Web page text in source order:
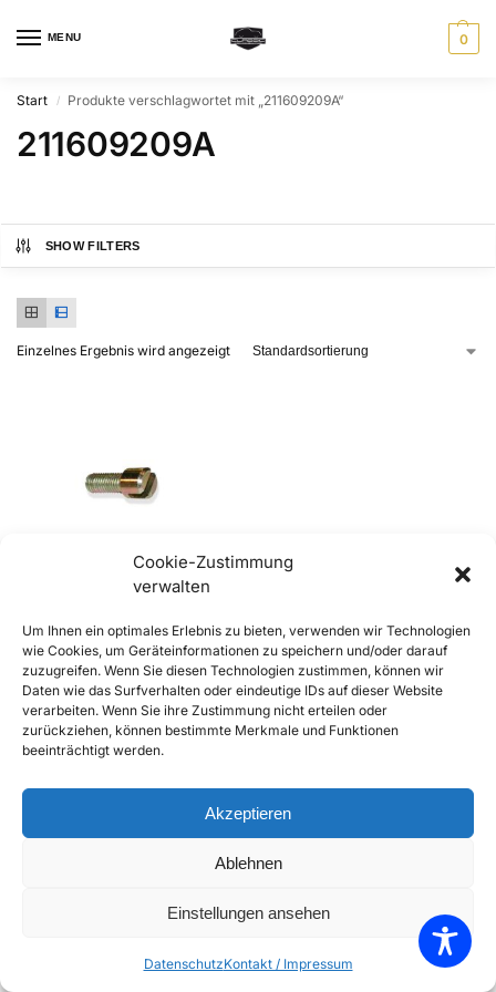
Cookie-Zustimmung
verwalten
Um Ihnen ein optimales Erlebnis zu bieten, verwenden wir Technologien
wie Cookies, um Geräteinformationen zu speichern und/oder darauf
zuzugreifen. Wenn Sie diesen Technologien zustimmen, können wir
Daten wie das Surfverhalten oder eindeutige IDs auf dieser Website
verarbeiten. Wenn Sie ihre Zustimmung nicht erteilen oder
zurückziehen, können bestimmte Merkmale und Funktionen
beeinträchtigt werden.
Akzeptieren
Ablehnen
Einstellungen ansehen
DatenschutzKontakt / Impressum
MENU 0
Start / Produkte verschlagwortet mit „211609209A“
211609209A
SHOW FILTERS
Einzelnes Ergebnis wird angezeigt
356 A und B Nachstellschraube
Bremsbacke
€3,90 inkl. Mwst
Enthält 20% Mwst
zzgl.Versand
Lieferzeit: Sofort lieferbar
In den Warenkorb
Einzelnes Ergebnis wird angezeigt